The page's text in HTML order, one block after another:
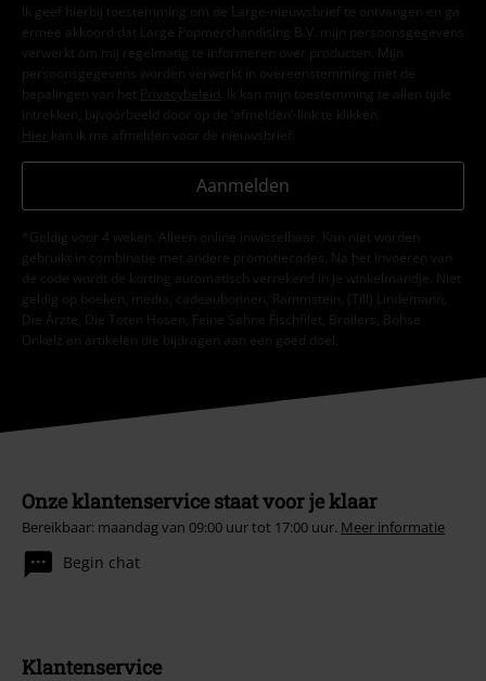
Ik geef hierbij toestemming om de Large-nieuwsbrief te ontvangen en ga
ermee akkoord dat Large Popmerchandising B.V. mijn persoonsgegevens
verwerkt om mij regelmatig te informeren over producten. Mijn
persoonsgegevens worden verwerkt in overeenstemming met de
bepalingen van het
Privacybeleid . Ik kan mijn toestemming te allen tijde
intrekken, bijvoorbeeld door op de ‘afmelden’-link te klikken.
Hier kan ik me afmelden voor de nieuwsbrief.
Aanmelden
*Geldig voor 4 weken. Alleen online inwisselbaar. Kan niet worden
gebruikt in combinatie met andere promotiecodes. Na het invoeren van
de code wordt de korting automatisch verrekend in je winkelmandje. Niet
geldig op boeken, media, cadeaubonnen, Rammstein, (Till) Lindemann,
Die Ärzte, Die Toten Hosen, Feine Sahne Fischfilet, Broilers, Böhse
Onkelz en artikelen die bijdragen aan een goed doel.
Onze klantenservice staat voor je klaar
Bereikbaar: maandag van 09:00 uur tot 17:00 uur. Meer informatie
Begin chat
Klantenservice